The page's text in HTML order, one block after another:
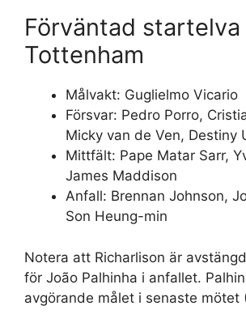
Förväntad startelva
Tottenham
Målvakt: Guglielmo Vicario
Försvar: Pedro Porro,
Micky van de Ven, Destiny
Mittfält: Pape Matar Sarr,
James Maddison
Anfall: Brennan Johnson,
Son Heung-min
Notera att Richarlison är
för João Palhinha i anfallet.
avgörande målet i senaste mötet